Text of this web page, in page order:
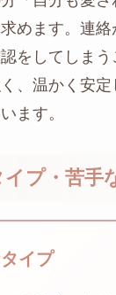
めます。連
をしてしま
、温かく安定
ます。
プ・苦手
イプ